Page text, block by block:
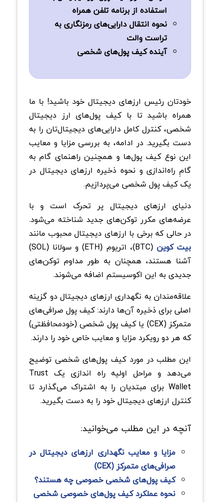
استفاده از برنامه تلفن همراه
نحوه انتقال دارایی‌های رمزنگاری به
تراست والت
آینده کیف پول‌های شخصی
خودتان رئیس ارزهای دیجیتال خود باشید! با ما
همراه باشید تا با کیف پول‌های ارز دیجیتال
شخصی، کنترل کامل دارایی‌های دیجیتال‌تان را به
دست بگیرید. در ادامه، به بررسی مزایا و معایب
این نوع کیف پول‌ها و همچنین راهنمای گام به
گامِ راه‌اندازی و نحوه ذخیره ارزهای دیجیتال در
یک کیف پول شخصی می‌پردازیم.
دنیای ارزهای دیجیتال پر تحرک است و با
عرضه‌های مکرر توکن‌های جدید شناخته می‌شود.
در حالی که برخی با ارزهای دیجیتال محبوب مانند
بیت کوین
(BTC)، اتریوم (ETH) و سولانا (SOL)
آشنا هستند، همچنان به طور مداوم توکن‌های
جدیدی به این اکوسیستم اضافه می‌‌شوند.
علاقه‌مندان به نگهداری ارزهای دیجیتال دو گزینه
اصلی برای ذخیره آن‌ها دارند: کیف پول صرافی‌های
متمرکز (CEX) یا کیف پول شخصی (خودمحافظتی)
که هر دو رویکرد مزایا و معایب خاص خود را دارند.
این مطلب در مورد کیف پول‌های شخصی توضیح
می‌دهد و مراحل اولیه راه اندازی یک Trust
Wallet برای مبتدیان را به اشتراک می‌گذارد تا
کنترل ارزهای دیجیتال خود را به دست بگیرید.
آنچه در این مطلب می‌خوانید:
مزایا و معایب نگهداری ارزهای دیجیتال در
صرافی‌های متمرکز (CEX)
کیف پول‌های شخصی خصوصی چه هستند؟
نحوه عملکرد کیف پول‌های خصوصی شخصی